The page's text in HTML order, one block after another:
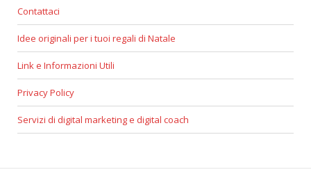
Contattaci
Idee originali per i tuoi regali di Natale
Link e Informazioni Utili
Privacy Policy
Servizi di digital marketing e digital coach